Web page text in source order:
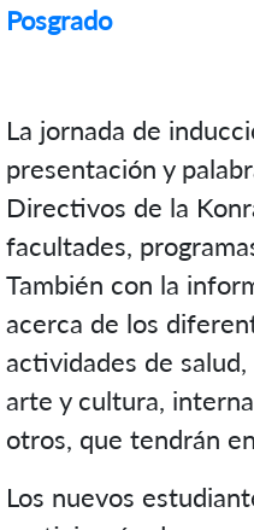
Posgrado
La jornada de
presentación y
Directivos de la
facultades,
También con la
acerca de los
actividades de
arte y cultura,
otros, que tendrán
Los nuevos